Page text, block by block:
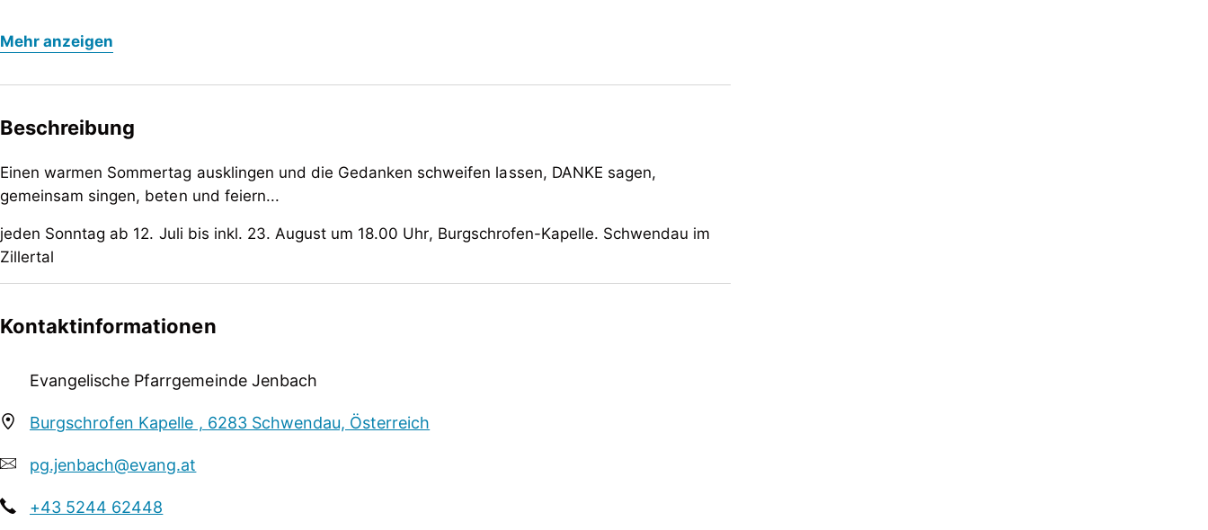
Mehr anzeigen
Beschreibung
Einen warmen Sommertag ausklingen und die Gedanken schweifen lassen, DANKE sagen,
gemeinsam singen, beten und feiern...
jeden Sonntag ab 12. Juli bis inkl. 23. August um 18.00 Uhr, Burgschrofen-Kapelle. Schwendau im
Zillertal
gemeinsam singen, beten und feiern...
Zillertal
Kontaktinformationen
Evangelische Pfarrgemeinde Jenbach
Burgschrofen Kapelle , 6283 Schwendau, Österreich
pg.jenbach@evang.at
+43 5244 62448